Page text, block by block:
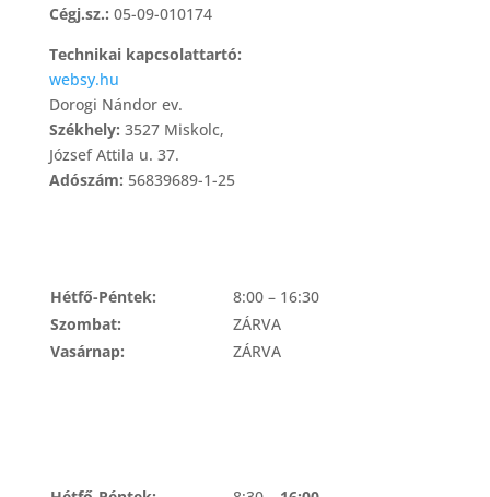
Cégj.sz.: 05-09-010174
Technikai kapcsolattartó:
websy.hu
Dorogi Nándor ev.
Székhely: 3527 Miskolc,
József Attila u. 37.
Adószám: 56839689-1-25
Hétfő-Péntek:
8:00 – 16:30
Szombat:
ZÁRVA
Vasárnap:
ZÁRVA